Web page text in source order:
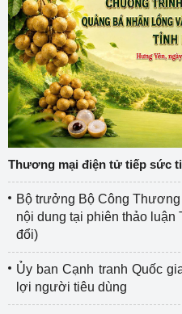
Thương mại điện tử tiếp sức
Bộ trưởng Bộ Công
nội dung tại phiên thảo
đổi)
Ủy ban Cạnh tranh Quốc
lợi người tiêu dùng